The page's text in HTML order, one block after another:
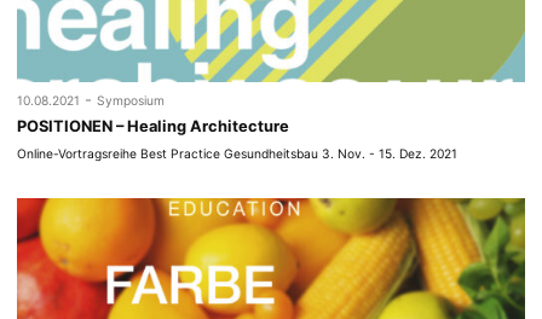
10.08.2021 - Symposium
POSITIONEN – Healing Architecture
Online-Vortragsreihe Best Practice Gesundheitsbau 3. Nov. - 15. Dez. 2021